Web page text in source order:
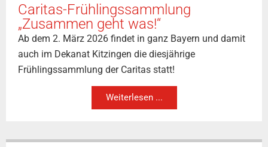
Caritas-Frühlingssammlung
„Zusammen geht was!“
Ab dem 2. März 2026 findet in ganz Bayern und damit
auch im Dekanat Kitzingen die diesjährige
Frühlingssammlung der Caritas statt!
Weiterlesen ...